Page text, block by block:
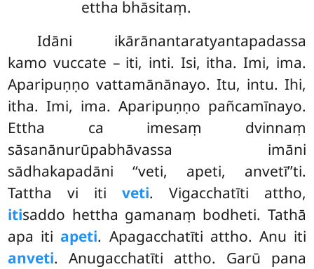
ettha bhāsitaṃ.
Idāni ikārānantaratyantapadassa
kamo vuccate – iti, inti. Isi, itha. Imi, ima.
Aparipuṇṇo vattamānānayo. Itu, intu. Ihi,
itha. Imi, ima. Aparipuṇṇo pañcamīnayo.
Ettha ca imesaṃ dvinnaṃ
sāsanānurūpabhāvassa imāni
sādhakapadāni‘‘veti, apeti, anvetī’’ti.
Tattha vi iti veti. Vigacchatīti attho,
itisaddo hettha gamanaṃ bodheti. Tathā
apa iti apeti. Apagacchatīti attho. Anu iti
anveti. Anugacchatīti attho. Garū pana